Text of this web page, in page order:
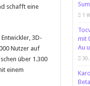
schafft eine
3D-
Nutzer auf
über 1.300
einem
1
mit
Au